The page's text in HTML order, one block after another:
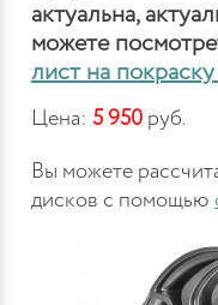
актуальна,
можете
лист на
Цена: 5 950 руб.
Вы можете
дисков с помощью